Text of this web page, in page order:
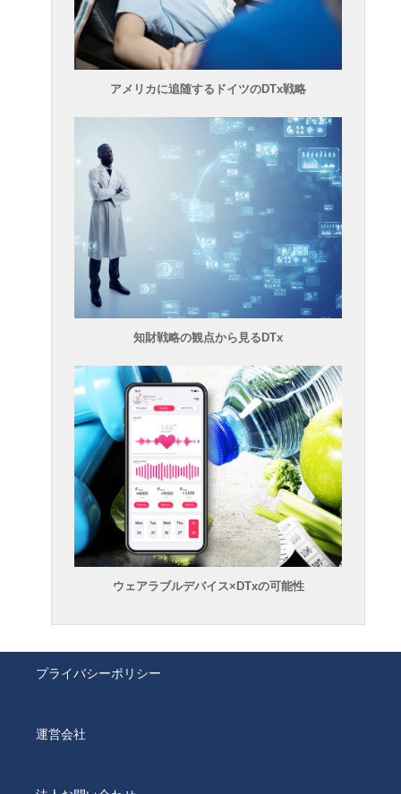
アメリカに追随するドイツのDTx戦略
知財戦略の観点から見るDTx
ウェアラブルデバイス×DTxの可能性
プライバシーポリシー
運営会社